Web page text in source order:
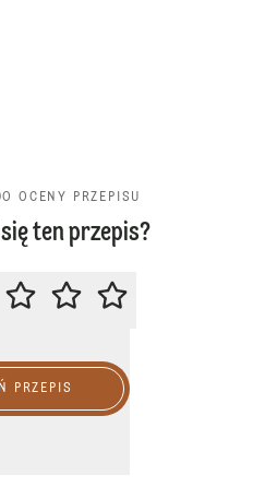
OCENY PRZEPISU
ten przepis?
ZACHĘCAMY DO OCENY
PRZEPIS